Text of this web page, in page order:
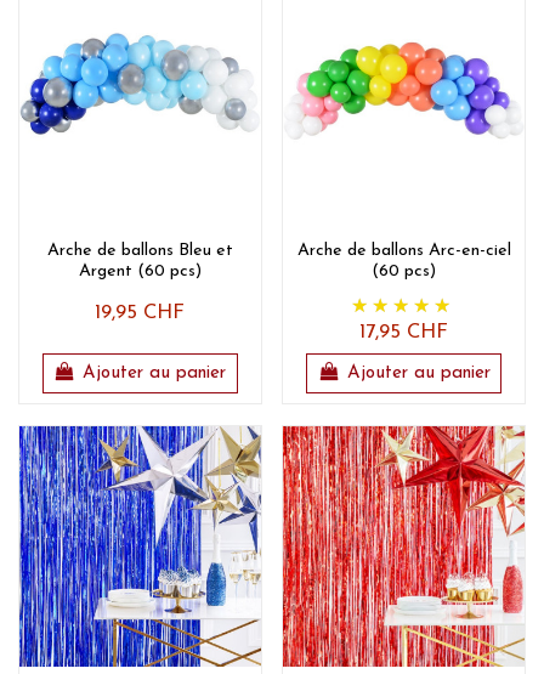
Arche de ballons Bleu et
Argent (60 pcs)
19,95 CHF
Ajouter au panier
Arche de ballons Arc-en-ciel
(60 pcs)
17,95 CHF
Ajouter au panier